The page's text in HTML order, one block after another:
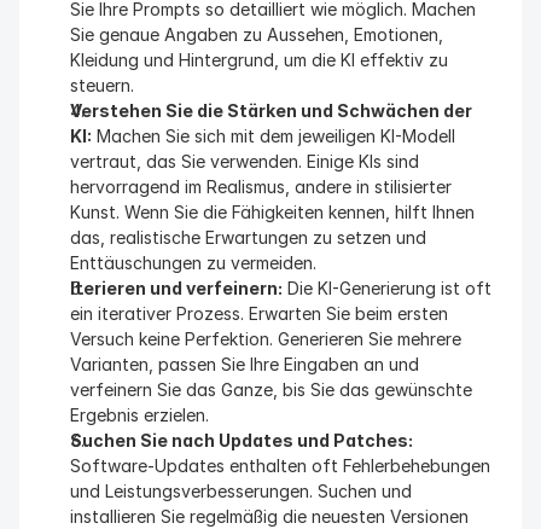
Sie Ihre Prompts so detailliert wie möglich. Machen
Sie genaue Angaben zu Aussehen, Emotionen,
Kleidung und Hintergrund, um die KI effektiv zu
steuern.
Verstehen Sie die Stärken und Schwächen der
KI: Machen Sie sich mit dem jeweiligen KI-Modell
vertraut, das Sie verwenden. Einige KIs sind
hervorragend im Realismus, andere in stilisierter
Kunst. Wenn Sie die Fähigkeiten kennen, hilft Ihnen
das, realistische Erwartungen zu setzen und
Enttäuschungen zu vermeiden.
Iterieren und verfeinern: Die KI-Generierung ist oft
ein iterativer Prozess. Erwarten Sie beim ersten
Versuch keine Perfektion. Generieren Sie mehrere
Varianten, passen Sie Ihre Eingaben an und
verfeinern Sie das Ganze, bis Sie das gewünschte
Ergebnis erzielen.
Suchen Sie nach Updates und Patches:
Software-Updates enthalten oft Fehlerbehebungen
und Leistungsverbesserungen. Suchen und
installieren Sie regelmäßig die neuesten Versionen